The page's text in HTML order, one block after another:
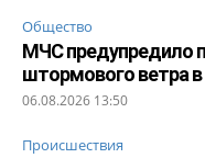
Общество
МЧС предупредило
штормового ветра в
06.08.2026 13:50
Происшествия